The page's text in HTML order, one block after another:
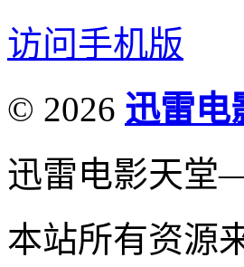
访问手机版
© 2026 迅雷电
迅雷电影天堂
本站所有资源